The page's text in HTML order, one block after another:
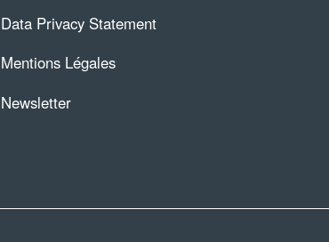
Data Privacy Statement
Mentions Légales
Newsletter